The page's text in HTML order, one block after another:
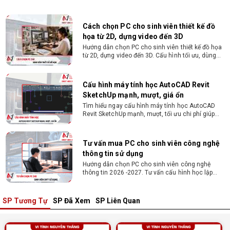
Cách chọn PC cho sinh viên thiết kế đồ
họa từ 2D, dựng video đến 3D
Hướng dẫn chọn PC cho sinh viên thiết kế đồ họa
từ 2D, dựng video đến 3D. Cấu hình tối ưu, dùng
Cấu hình máy tính học AutoCAD Revit
SketchUp mạnh, mượt, giá ổn
Tìm hiểu ngay cấu hình máy tính học AutoCAD
Revit SketchUp mạnh, mượt, tối ưu chi phí giúp
Tư vấn mua PC cho sinh viên công nghệ
thông tin sử dụng
Hướng dẫn chọn PC cho sinh viên công nghệ
thông tin 2026 -2027. Tư vấn cấu hình học lập
Sinh viên nên mua laptop hay PC ?
khoăn của nhiều tân sinh viên khi chọn máy học
SP Tương Tự SP Đã Xem SP Liên Quan